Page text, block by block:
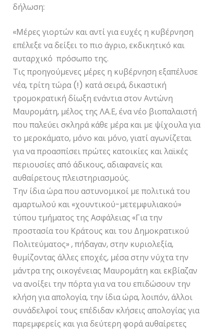
δήλωση:
«Μέρες γιορτών και αντί για ευχές η κυβέρνηση
επέλεξε να δείξει το πιο άγριο, εκδικητικό και
αυταρχικό πρόσωπο της.
Τις προηγούμενες μέρες η κυβέρνηση εξαπέλυσε
νέα, τρίτη τώρα (!) κατά σειρά, δικαστική
τρομοκρατική δίωξη ενάντια στον Αντώνη
Μαυρομάτη, μέλος της ΛΑ.Ε, ένα νέο βιοπαλαιστή
που παλεύει σκληρά κάθε μέρα και με ψίχουλα για
το μεροκάματο, μόνο και μόνο, γιατί αγωνίζεται
για να προασπίσει πρώτες κατοικίες και λαϊκές
περιουσίες από άδικους, αδιαφανείς και
αυθαίρετους πλειστηριασμούς.
Την ίδια ώρα που αστυνομικοί με πολιτικά του
αμαρτωλού και «χουντικού-μετεμφυλιακού»
τύπου τμήματος της Ασφάλειας «Για την
προστασία του Κράτους και του Δημοκρατικού
Πολιτεύματος» , πήδαγαν, στην κυριολεξία,
θυμίζοντας άλλες εποχές, μέσα στην νύχτα την
μάντρα της οικογένειας Μαυρομάτη και εκβίαζαν
να ανοίξει την πόρτα για να του επιδώσουν την
κλήση για απολογία, την ίδια ώρα, λοιπόν, άλλοι
συνάδελφοί τους επέδιδαν κλήσεις απολογίας για
παρεμφερείς και για δεύτερη φορά αυθαίρετες